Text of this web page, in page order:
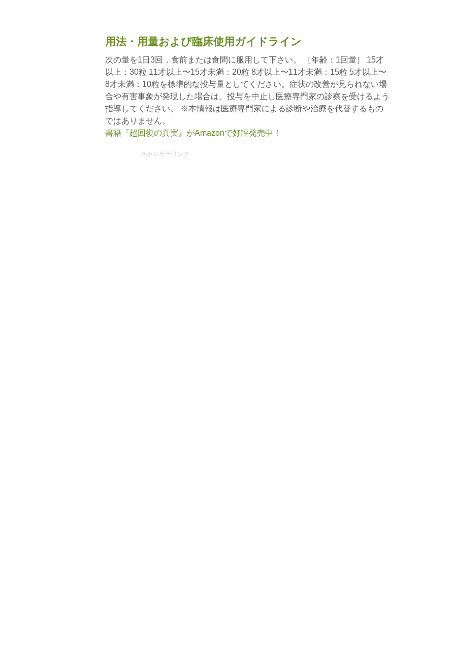
用法・用量および臨床使用ガイドライン
次の量を1日3回，食前または食間に服用して下さい。 ［年齢：1回量］ 15才
以上：30粒 11才以上〜15才未満：20粒 8才以上〜11才未満：15粒 5才以上〜
8才未満：10粒を標準的な投与量としてください。症状の改善が見られない場
合や有害事象が発現した場合は、投与を中止し医療専門家の診察を受けるよう
指導してください。 ※本情報は医療専門家による診断や治療を代替するもの
ではありません。
書籍『超回復の真実』がAmazonで好評発売中！
スポンサーリンク